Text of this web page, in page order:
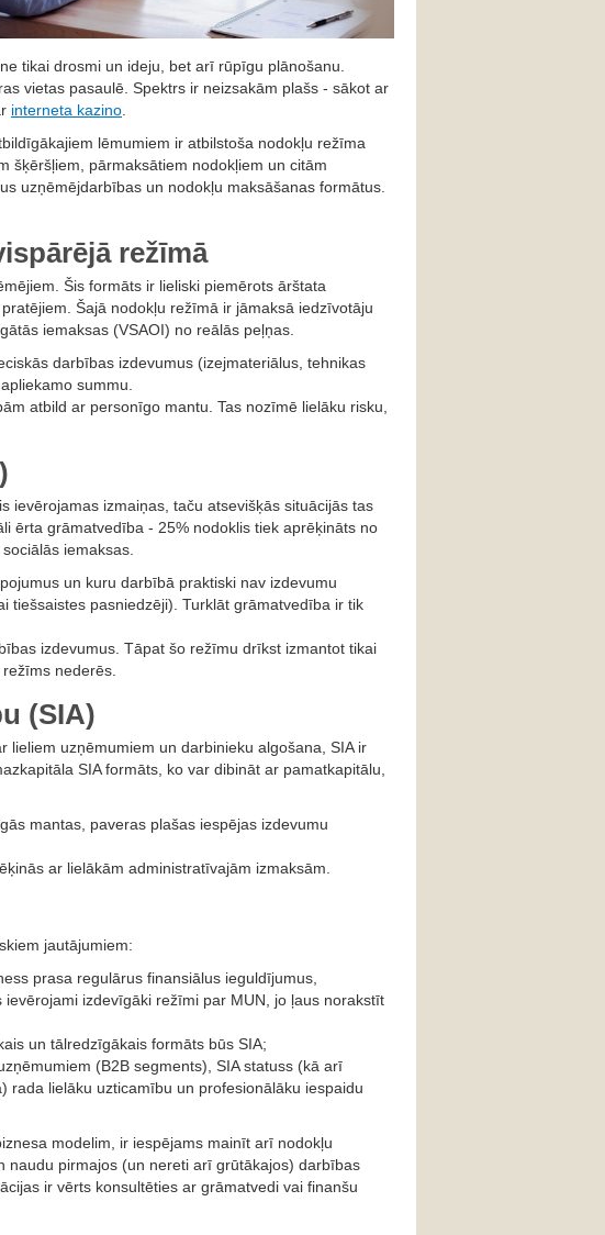
tikai drosmi un ideju, bet arī rūpīgu plānošanu.
vietas pasaulē. Spektrs ir neizsakām plašs - sākot ar
interneta kazino.
lēmumiem ir atbilstoša nodokļu režīma
šķēršļiem, pārmaksātiem nodokļiem un citām
uzņēmējdarbības un nodokļu maksāšanas formātus.
režīmā
Šis formāts ir lieliski piemērots ārštata
Šajā nodokļu režīmā ir jāmaksā iedzīvotāju
iemaksas (VSAOI) no reālās peļņas.
darbības izdevumus (izejmateriālus, tehnikas
summu.
atbild ar personīgo mantu. Tas nozīmē lielāku risku,
ievērojamas izmaiņas, taču atsevišķās situācijās tas
ērta grāmatvedība - 25% nodoklis tiek aprēķināts no
iemaksas.
un kuru darbībā praktiski nav izdevumu
tiešsaistes pasniedzēji). Turklāt grāmatvedība ir tik
izdevumus. Tāpat šo režīmu drīkst izmantot tikai
nederēs.
(SIA)
uzņēmumiem un darbinieku algošana, SIA ir
SIA formāts, ko var dibināt ar pamatkapitālu,
mantas, paveras plašas iespējas izdevumu
ar lielākām administratīvajām izmaksām.
jautājumiem:
prasa regulārus finansiālus ieguldījumus,
izdevīgāki režīmi par MUN, jo ļaus norakstīt
un tālredzīgākais formāts būs SIA;
(B2B segments), SIA statuss (kā arī
rada lielāku uzticamību un profesionālāku iespaidu
modelim, ir iespējams mainīt arī nodokļu
naudu pirmajos (un nereti arī grūtākajos) darbības
ir vērts konsultēties ar grāmatvedi vai finanšu